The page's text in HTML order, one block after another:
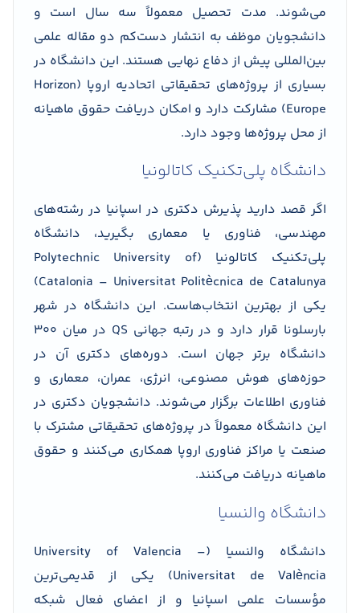
می‌شوند. مدت تحصیل معمولاً سه سال است و
دانشجویان موظف به انتشار دست‌کم دو مقاله علمی
بین‌المللی پیش از دفاع نهایی هستند. این دانشگاه در
بسیاری از پروژه‌های تحقیقاتی اتحادیه اروپا (Horizon
Europe) مشارکت دارد و امکان دریافت حقوق ماهیانه
از محل پروژه‌ها وجود دارد.
دانشگاه پلی‌تکنیک کاتالونیا
اگر قصد دارید پذیرش دکتری در اسپانیا در رشته‌های
مهندسی، فناوری یا معماری بگیرید، دانشگاه
پلی‌تکنیک کاتالونیا (Polytechnic University of
Catalonia – Universitat Politècnica de Catalunya)
یکی از بهترین انتخاب‌هاست. این دانشگاه در شهر
بارسلونا قرار دارد و در رتبه جهانی QS در میان ۳۰۰
دانشگاه برتر جهان است. دوره‌های دکتری آن در
حوزه‌های هوش مصنوعی، انرژی، عمران، معماری و
فناوری اطلاعات برگزار می‌شوند. دانشجویان دکتری در
این دانشگاه معمولاً در پروژه‌های تحقیقاتی مشترک با
صنعت یا مراکز فناوری اروپا همکاری می‌کنند و حقوق
ماهیانه دریافت می‌کنند.
دانشگاه والنسیا
دانشگاه والنسیا (University of Valencia –
Universitat de València) یکی از قدیمی‌ترین
مؤسسات علمی اسپانیا و از اعضای فعال شبکه